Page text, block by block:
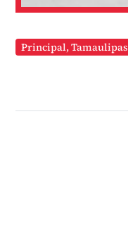
Principal,Tamaulipas